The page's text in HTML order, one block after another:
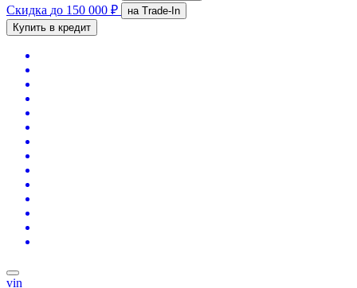
Скидка до 150 000 ₽
на Trade-In
Купить в кредит
vin